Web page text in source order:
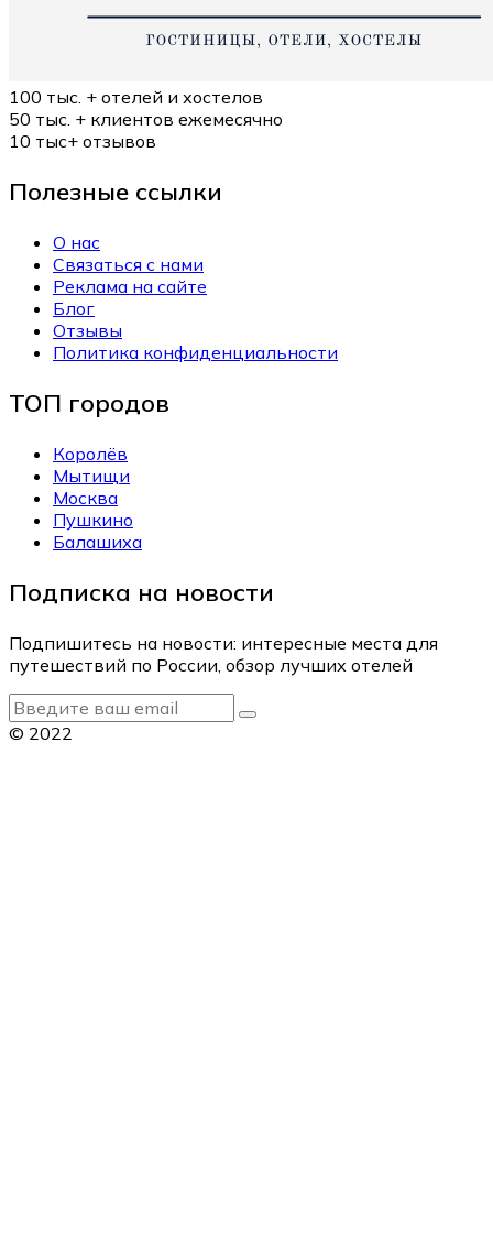
100 тыс. + отелей и хостелов
50 тыс. + клиентов ежемесячно
10 тыс+ отзывов
Полезные ссылки
О нас
Связаться с нами
Реклама на сайте
Блог
Отзывы
Политика конфиденциальности
ТОП городов
Королёв
Мытищи
Москва
Пушкино
Балашиха
Подписка на новости
Подпишитесь на новости: интересные места для
путешествий по России, обзор лучших отелей
© 2022